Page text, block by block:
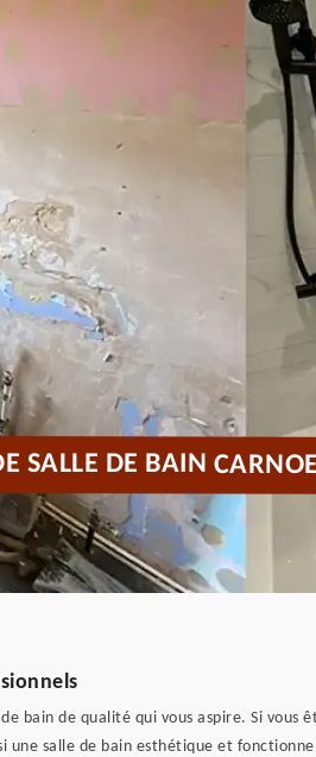
SALLE DE BAIN
bain de qualité qui vous aspire. Si
une salle de bain esthétique et